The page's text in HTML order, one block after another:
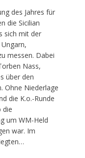
des Jahres für
die Sicilian
sich mit der
messen. Dabei
Nass,
über den
Ohne Niederlage
die K.o.-Runde
die
um WM-Held
war. Im